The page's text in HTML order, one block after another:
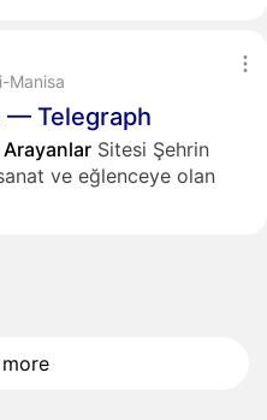
Manisa
— Telegraph
Arayanlar Sitesi Şehrin
ve eğlenceye olan